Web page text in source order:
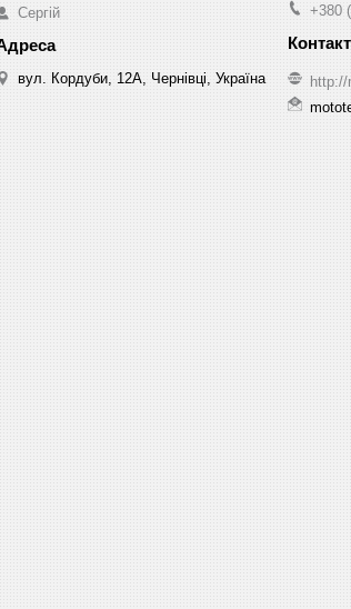
Сергій
вул. Кордуби, 12А, Чернівці, Україна
+380